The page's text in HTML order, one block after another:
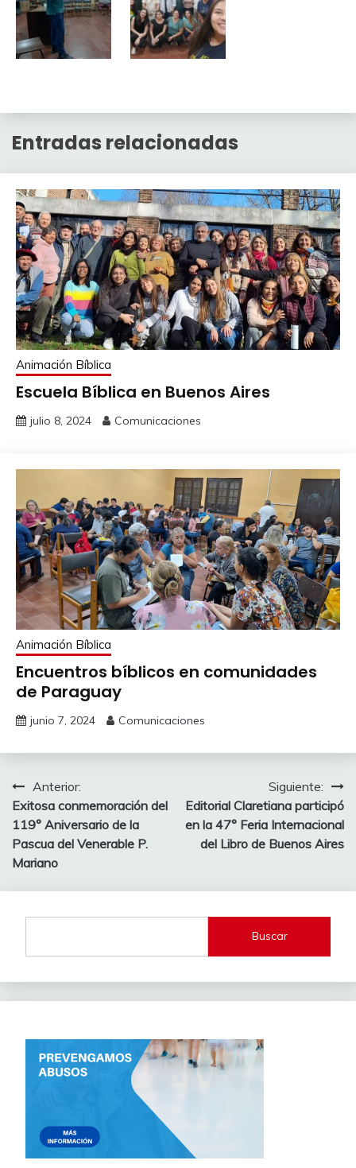
Entradas relacionadas
Animación Bíblica
Escuela Bíblica en Buenos Aires
julio 8, 2024 Comunicaciones
Animación Bíblica
Encuentros bíblicos en comunidades
de Paraguay
junio 7, 2024 Comunicaciones
Navegación
de
entradas
Anterior:
Exitosa conmemoración del
119° Aniversario de la
Pascua del Venerable P.
Mariano
Siguiente:
Editorial Claretiana participó
en la 47° Feria Internacional
del Libro de Buenos Aires
Buscar